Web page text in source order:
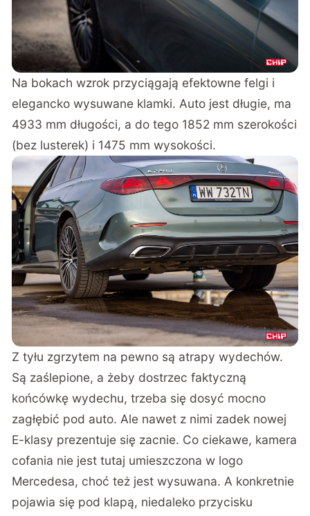
Na bokach wzrok przyciągają efektowne felgi i
elegancko wysuwane klamki. Auto jest długie, ma
4933 mm długości, a do tego 1852 mm szerokości
(bez lusterek) i 1475 mm wysokości.
Z tyłu zgrzytem na pewno są atrapy wydechów.
Są zaślepione, a żeby dostrzec faktyczną
końcówkę wydechu, trzeba się dosyć mocno
zagłębić pod auto. Ale nawet z nimi zadek nowej
E-klasy prezentuje się zacnie. Co ciekawe, kamera
cofania nie jest tutaj umieszczona w logo
Mercedesa, choć też jest wysuwana. A konkretnie
pojawia się pod klapą, niedaleko przycisku